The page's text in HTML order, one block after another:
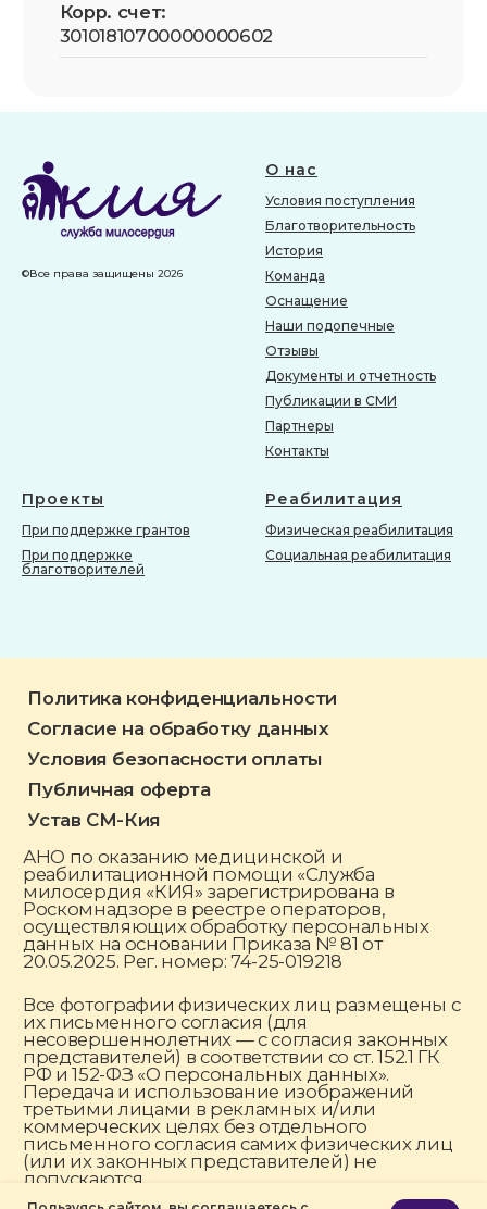
©Все права защищены 2026
О нас
Условия поступления
Благотворительность
История
Команда
Оснащение
Наши подопечные
Отзывы
Документы и отчетность
Публикации в СМИ
Партнеры
Контакты
Проекты
При поддержке грантов
При поддержке
благотворителей
Реабилитация
Физическая реабилитация
Социальная реабилитация